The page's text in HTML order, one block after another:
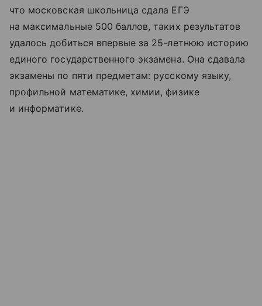
что московская школьница сдала ЕГЭ
на максимальные 500 баллов, таких результатов
удалось добиться впервые за 25-летнюю историю
единого государственного экзамена. Она сдавала
экзамены по пяти предметам: русскому языку,
профильной математике, химии, физике
и информатике.